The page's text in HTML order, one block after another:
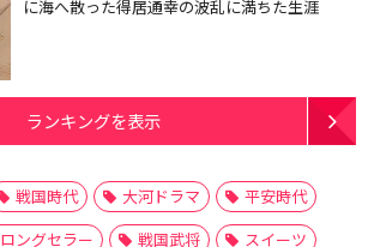
に海へ散った得居通幸の波乱に満ちた生涯
ランキングを表示
戦国時代 大河ドラマ
平安時代
ロングセラー 戦国武将
スイーツ